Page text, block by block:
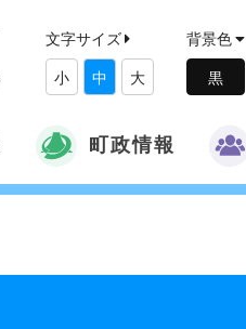
文字サイズ
小 中 大
背景色
町政情報